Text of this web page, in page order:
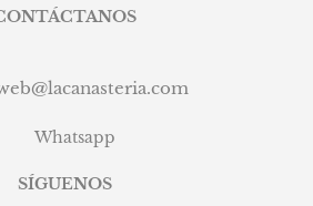
Whatsapp
SÍGUENOS